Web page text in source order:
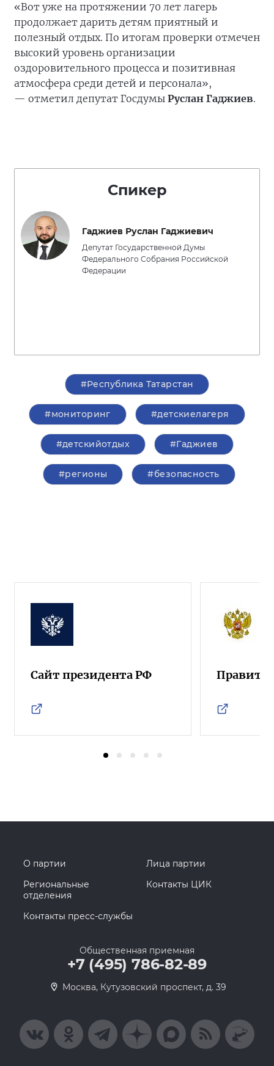
«Вот уже на протяжении 70 лет лагерь
продолжает дарить детям приятный и
полезный отдых. По итогам проверки отмечен
высокий уровень организации
оздоровительного процесса и позитивная
атмосфера среди детей и персонала»,
— отметил депутат Госдумы Руслан Гаджиев.
Спикер
Гаджиев Руслан Гаджиевич
Депутат Государственной Думы
Федерального Собрания Российской
Федерации
#Республика Татарстан
#мониторинг #детскиелагеря
#детскийотдых #Гаджиев
#регионы #безопасность
Сайт президента РФ
О партии
Лица партии
Региональные
отделения
Контакты ЦИК
Контакты пресс-службы
Общественная приемная
+7 (495) 786-82-89
Москва, Кутузовский проспект, д. 39